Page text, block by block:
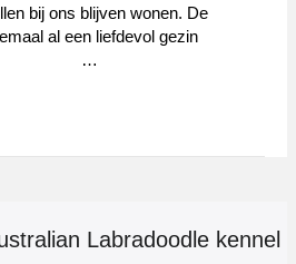
bij ons blijven wonen. De
al een liefdevol gezin
…
Labradoodle kennel